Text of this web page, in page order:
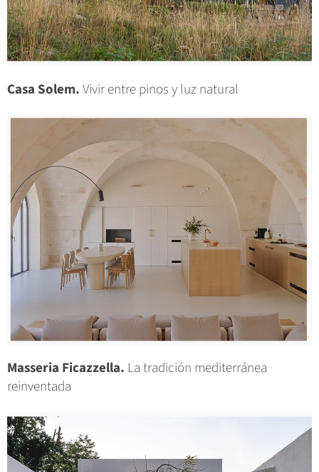
Casa Solem.Vivir entre pinos y luz natural
Masseria Ficazzella. La tradición mediterránea
reinventada